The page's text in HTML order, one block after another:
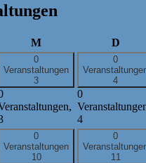
MMittwoch D
0
Veranstaltungen
3
0
4
0
4
0
Veranstaltungen
10
0
11